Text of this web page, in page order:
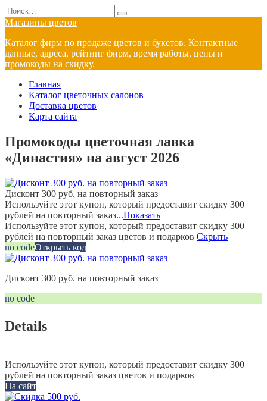
Перейти
к
содержанию
Search
for:
Магазины цветов
Каталог фирм по продаже цветов и букетов. Контактные
данные, адреса, рейтинг фирм, время работы, цены и
промокоды на скидку.
Главная
Каталог цветочных салонов
Доставка цветов
Карта сайта
Промокоды цветочная лавка
«Династия» на август 2026
Дисконт 300 руб. на повторный заказ
Используйте этот купон, который предоставит скидку 300
рублей на повторный заказ...Показать
Используйте этот купон, который предоставит скидку 300
рублей на повторный заказ цветов и подарков Скрыть
no codeОткрыть код
Дисконт 300 руб. на повторный заказ
no code
Details
Используйте этот купон, который предоставит скидку 300
рублей на повторный заказ цветов и подарков
На сайт